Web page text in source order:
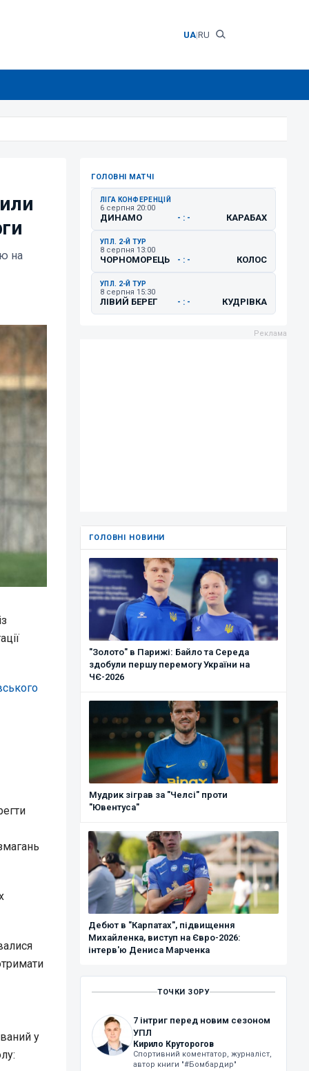
UA|RU
на
у
ГОЛОВНІ МАТЧІ
ЛІГА КОНФЕРЕНЦІЙ
6 серпня 20:00
ДИНАМО - : - КАРАБАХ
УПЛ. 2-Й ТУР
8 серпня 13:00
ЧОРНОМОРЕЦЬ - : - КОЛОС
УПЛ. 2-Й ТУР
8 серпня 15:30
ЛІВИЙ БЕРЕГ - : - КУДРІВКА
ГОЛОВНІ НОВИНИ
"Золото" в Парижі: Байло та Середа
здобули першу перемогу України на
ЧЄ-2026
Мудрик зіграв за "Челсі" проти
"Ювентуса"
Дебют в "Карпатах", підвищення
Михайленка, виступ на Євро-2026:
інтерв'ю Дениса Марченка
ТОЧКИ ЗОРУ
7 інтриг перед новим сезоном
УПЛ
Кирило Круторогов
Спортивний коментатор, журналіст,
автор книги "#Бомбардир"